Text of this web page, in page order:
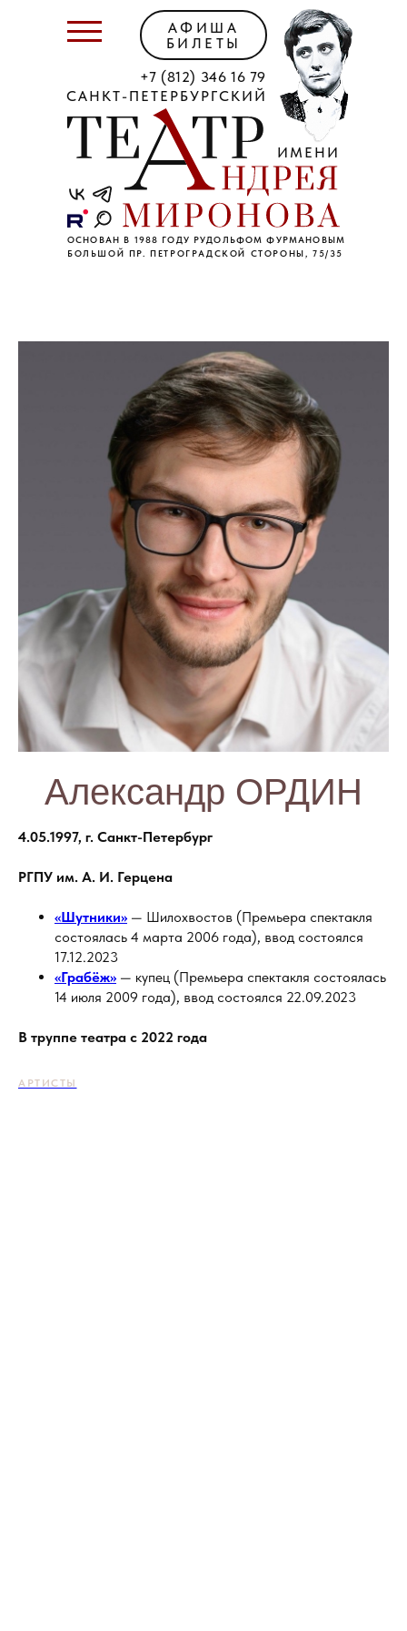
САНКТ-ПЕТЕРБУРГСКИЙ
ИМЕНИ
ОСНОВАН В 1988 ГОДУ РУДОЛЬФОМ ФУРМАНОВЫМ
+7 (812) 346 16 79
БОЛЬШОЙ ПР. ПЕТРОГРАДСКОЙ СТОРОНЫ, 75/35
АФИША
БИЛЕТЫ
Александр ОРДИН
4.05.1997, г. Санкт-Петербург
РГПУ им. А. И. Герцена
«Шутники» — Шилохвостов (Премьера спектакля
состоялась 4 марта 2006 года), ввод состоялся
17.12.2023
«Грабёж» — купец (Премьера спектакля состоялась
14 июля 2009 года), ввод состоялся 22.09.2023
В труппе театра с 2022 года
АРТИСТЫ